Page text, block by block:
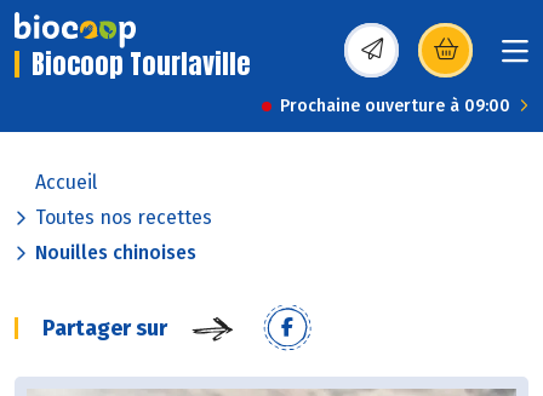
Biocoop Tourlaville (s’ouvre dans une
Prochaine ouverture à 09:00
Accueil
Toutes nos recettes
Nouilles chinoises
Partager sur